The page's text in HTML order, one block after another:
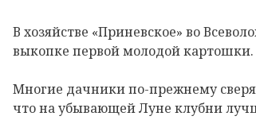
В хозяйстве «Приневское» во
выкопке первой молодой картошки.
Многие дачники по-прежнему
что на убывающей Луне клубни